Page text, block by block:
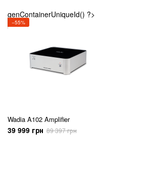
genContainerUniqueId() ?>
−55%
Wadia A102 Amplifier
39 999 грн 89 397 грн